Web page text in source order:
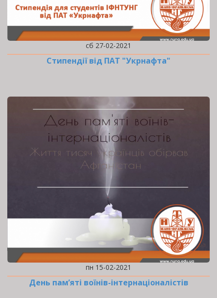
сб 27-02-2021
Стипендії від ПАТ "Укрнафта"
пн 15-02-2021
День пам’яті воїнів-інтернаціоналістів